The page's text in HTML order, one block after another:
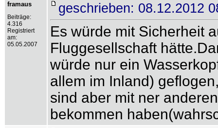
framaus
Beiträge:
4.316
Registriert
am:
05.05.2007
geschrieben: 08.12.2012
Es würde mit Sicherheit
Fluggesellschaft
würde nur ein
allem im Inland)
sind aber mit ner
bekommen